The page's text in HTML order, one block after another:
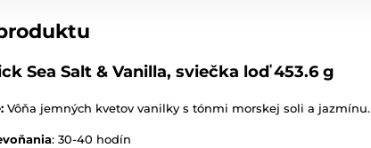
Sea Salt & Vanilla, sviečka loď 453.6 g
Vôňa jemných kvetov vanilky s tónmi morskej soli a jazmínu.
: 30-40 hodín